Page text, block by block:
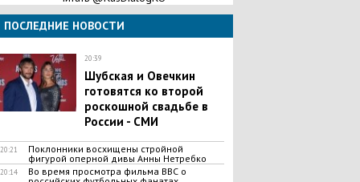
ПОСЛЕДНИЕ НОВОСТИ
20:39
Шубская и Овечкин
готовятся ко второй
роскошной свадьбе в
России - СМИ
20:21
Поклонники восхищены стройной
фигурой оперной дивы Анны Нетребко
20:14
​Во время просмотра фильма ВВС о